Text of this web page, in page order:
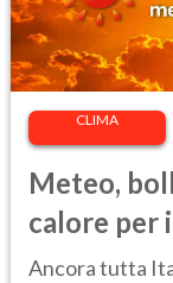
CLIMA
Meteo,
calore per
da bollino
Ancora tutta